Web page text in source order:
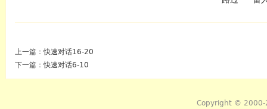
上一篇：快速对话16-20
下一篇：快速对话6-10
Copyright © 2000-